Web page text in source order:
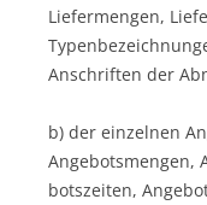
Liefermengen,
Anschriften der
b) der einzelnen
Angebotsmengen,
botszeiten,